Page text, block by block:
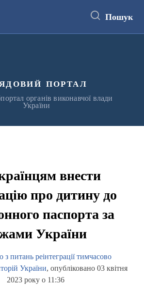
Пошук
портал
органів виконавчої влади
України
внести
про дитину до
паспорта за
України
з питань реінтеграції тимчасово
України, опубліковано 03 квітня
2023 року о 11:36